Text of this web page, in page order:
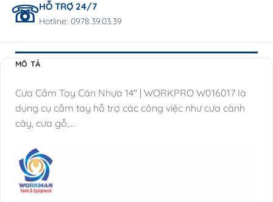
HỖ TRỢ 24/7
Hotline: 0978.39.03.39
MÔ TẢ
Cưa Cầm Tay Cán Nhựa 14″ | WORKPRO W016017 là
dụng cụ cầm tay hỗ trợ các công việc như cưa cành
cây, cưa gỗ,…